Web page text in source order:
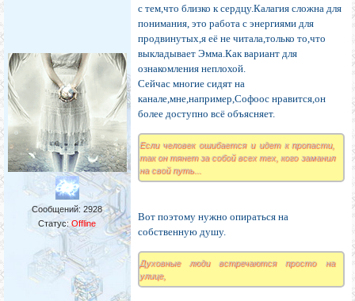
Сообщений: 2928
Статус: Offline
с тем,что близко к сердцу.Калагия сложна для
понимания, это работа с энергиями для
продвинутых,я её не читала,только то,что
выкладывает Эмма.Как вариант для
ознакомления неплохой.
Сейчас многие сидят на
канале,мне,например,Софоос нравится,он
более доступно всё объясняет.
Если человек ошибается и идет к пропасти,
так он тянет за собой всех тех, кого заманил
на свой путь...
Вот поэтому нужно опираться на
собственную душу.
Духовные люди встречаются просто на
улице,